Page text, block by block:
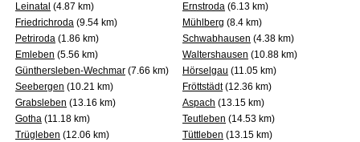
Leinatal (4.87 km) Ernstroda (6.13 km)
Friedrichroda (9.54 km) Mühlberg (8.4 km)
Petriroda (1.86 km) Schwabhausen (4.38 km)
Emleben (5.56 km) Waltershausen (10.88 km)
Günthersleben-Wechmar (7.66 km) Hörselgau (11.05 km)
Seebergen (10.21 km) Fröttstädt(12.36 km)
Grabsleben (13.16 km) Aspach (13.15 km)
Gotha (11.18 km) Teutleben (14.53 km)
Trügleben (12.06 km) Tüttleben (13.15 km)